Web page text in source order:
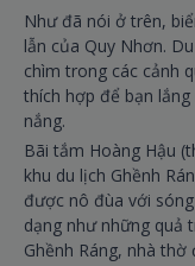
Như đã nói ở trên,
lẫn của Quy Nhơn.
chìm trong các cảnh
thích hợp để bạn
nắng.
Bãi tắm Hoàng Hậu
khu du lịch Ghềnh
được nô đùa với
dạng như những quả
Ghềnh Ráng, nhà